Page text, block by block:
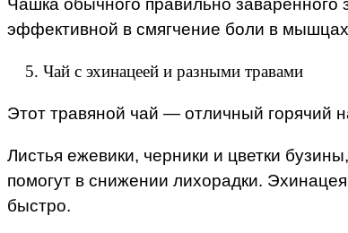
Чашка обычного правильно заваренного
эффективной в смягчение боли в
Чай с эхинацеей и разными травами
Этот травяной чай — отличный горячий
Листья ежевики, черники и цветки
помогут в снижении лихорадки.
быстро.